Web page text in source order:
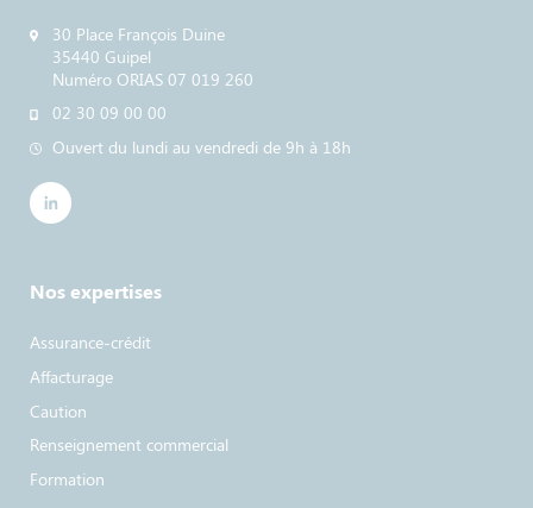
30 Place François Duine
35440 Guipel
Numéro ORIAS 07 019 260
02 30 09 00 00
Ouvert du lundi au vendredi de 9h à 18h
Nos expertises
Assurance-crédit
Affacturage
Caution
Renseignement commercial
Formation